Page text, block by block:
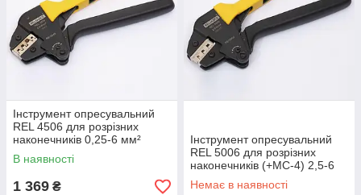
Інструмент опресувальний
REL 4506 для розрізних
наконечників 0,25-6 мм²
В наявності
1 369 ₴
Інструмент опресувальний
REL 5006 для розрізних
наконечників (+МС-4) 2,5-6
мм²
Немає в наявності